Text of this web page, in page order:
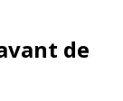
de